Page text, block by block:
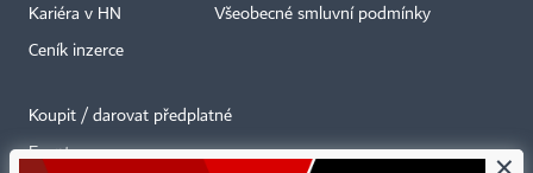
Kariéra v HN
Ceník inzerce
Všeobecné smluvní podmínky
Koupit / darovat předplatné
Eventy